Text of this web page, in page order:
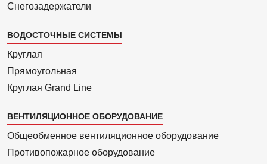
Снегозадержатели
ВОДОСТОЧНЫЕ СИСТЕМЫ
Круглая
Прямоуголь­ная
Круглая Grand Line
ВЕНТИЛЯЦИОННОЕ ОБОРУДОВАНИЕ
Общеобменное вентиляционное оборудование
Противопожарное оборудование